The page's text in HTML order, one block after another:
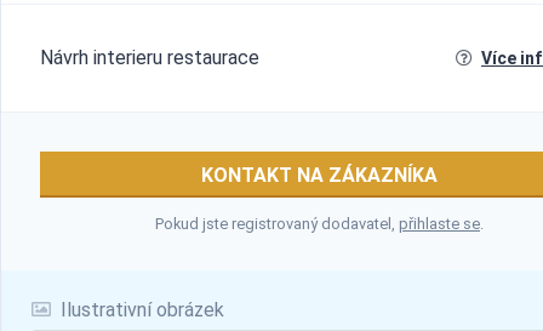
Ilustrativní obrázek
Návrh interieru restaurace Více
KONTAKT NA ZÁKAZNÍKA
Pokud jste registrovaný dodavatel, přihlaste se.